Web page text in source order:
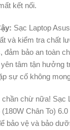
kết nối.
Sạc Laptop
và kiểm tra chất
đảm bảo an toàn
tâm tận hưởng
sự cố không
chừ nữa! Sạc
Chân To)
bảo vệ và bảo